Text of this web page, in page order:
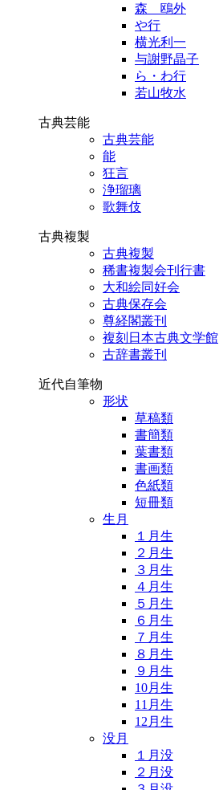
森 鴎外
や行
横光利一
与謝野晶子
ら・わ行
若山牧水
古典芸能
古典芸能
能
狂言
浄瑠璃
歌舞伎
古典複製
古典複製
稀書複製会刊行書
大和絵同好会
古典保存会
尊経閣叢刊
複刻日本古典文学館
古辞書叢刊
近代自筆物
形状
草稿類
書簡類
葉書類
書画類
色紙類
短冊類
生月
１月生
２月生
３月生
４月生
５月生
６月生
７月生
８月生
９月生
10月生
11月生
12月生
没月
１月没
２月没